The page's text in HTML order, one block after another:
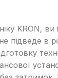
KRON, ви
підведе в